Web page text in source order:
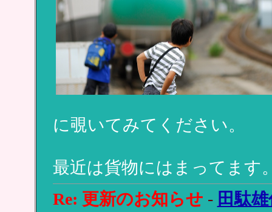
に覗いてみてください。
最近は貨物にはまってます
Re: 更新のお知らせ - 田駄